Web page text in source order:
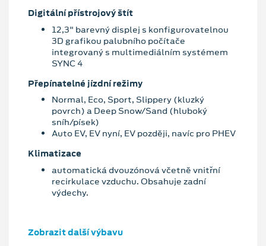
Digitální přístrojový štít
12,3" barevný displej s konfigurovatelnou
3D grafikou palubního počítače
integrovaný s multimediálním systémem
SYNC 4
Přepínatelné jízdní režimy
Normal, Eco, Sport, Slippery (kluzký
povrch) a Deep Snow/Sand (hluboký
sníh/písek)
Auto EV, EV nyní, EV později, navíc pro PHEV
Klimatizace
automatická dvouzónová včetně vnitřní
recirkulace vzduchu. Obsahuje zadní
výdechy.
Zobrazit další výbavu